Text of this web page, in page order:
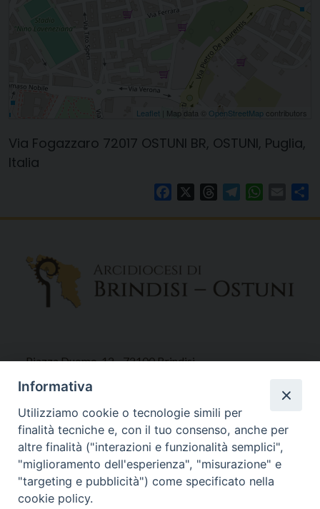
Leaflet | Map data © OpenStreetMap contributors
Via Fogazzaro 72017 OSTUNI BR, OSTUNI, Puglia,
Italia
FacebookThreadsTelegram Email
Piazza Duomo, 12 - 72100 Brindisi
Tel 0831.521958
Fax 0831.528315
Orari Curia
Mar. / Mer. / Giov. ore 9 - 13
nei mesi estivi solo Martedì ore 9 - 13
Informativa
Utilizziamo cookie o tecnologie simili per
finalità tecniche e, con il tuo consenso, anche per
altre finalità ("interazioni e funzionalità semplici",
"miglioramento dell'esperienza", "misurazione" e
"targeting e pubblicità") come specificato nella
cookie policy.